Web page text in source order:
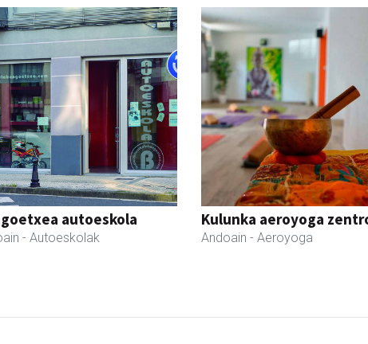
autoeskola
- Autoeskolak
Kulunka aeroyoga
Andoain - Aeroyoga